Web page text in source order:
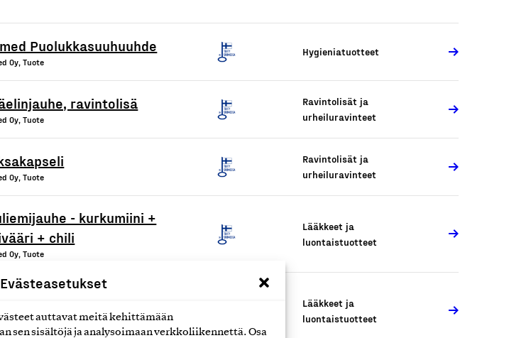
Evästeasetukset
auttavat meitä kehittämään
sen sisältöjä ja analysoimaan verkkoliikennettä. Osa
Puolukkasuuhuuhde
Oy, Tuote
Hygieniatuotteet
ravintolisä
Oy, Tuote
Ravintolisät ja
urheiluravinteet
Oy, Tuote
Ravintolisät ja
urheiluravinteet
- kurkumiini +
+ chili
Oy, Tuote
Lääkkeet ja
luontaistuotteet
Mane - siiliorakasuute +
ravintolisä
Oy, Tuote
Lääkkeet ja
luontaistuotteet